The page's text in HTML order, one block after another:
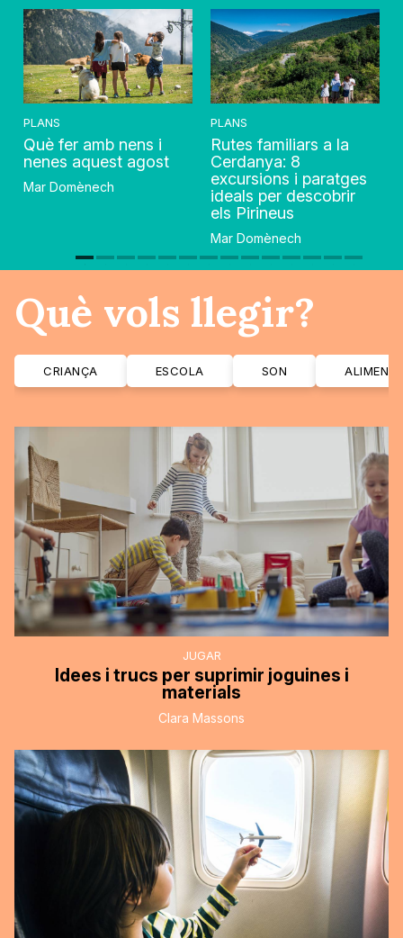
PLANS
Què fer amb nens i
nenes aquest agost
Mar Domènech
PLANS
Rutes familiars a la
Cerdanya: 8
excursions i paratges
ideals per descobrir
els Pirineus
Mar Domènech
Què vols llegir?
CRIANÇA ESCOLA SON
JUGAR
Idees i trucs per suprimir joguines i
materials
Clara Massons